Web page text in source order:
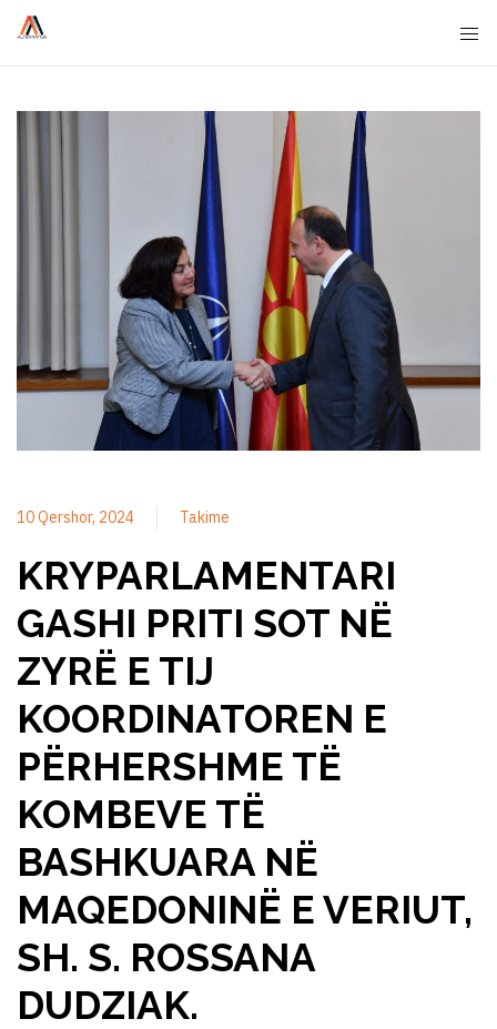
10 Qershor, 2024 Takime
KRYPARLAMENTARI
GASHI PRITI SOT NË
ZYRË E TIJ
KOORDINATOREN E
PËRHERSHME TË
KOMBEVE TË
BASHKUARA NË
MAQEDONINË E VERIUT,
SH. S. ROSSANA
DUDZIAK.